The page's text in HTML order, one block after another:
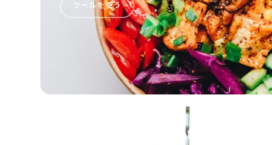
ツールを使う
Cataract Risk Calculator